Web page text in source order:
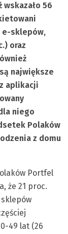
wskazało 56
e-sklepów,
oraz
największe
aplikacji
niego
Polaków
z domu
Portfel
że 21 proc.
49 lat (26